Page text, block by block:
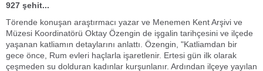
927 şehit...
Törende konuşan araştırmacı yazar ve Menemen Kent Arşivi ve
Müzesi Koordinatörü Oktay Özengin de işgalin tarihçesini ve ilçede
yaşanan katliamın detaylarını anlattı. Özengin, "Katliamdan bir
gece önce, Rum evleri haçlarla işaretlenir. Ertesi gün ilk olarak
çeşmeden su dolduran kadınlar kurşunlanır. Ardından ilçeye yayılan